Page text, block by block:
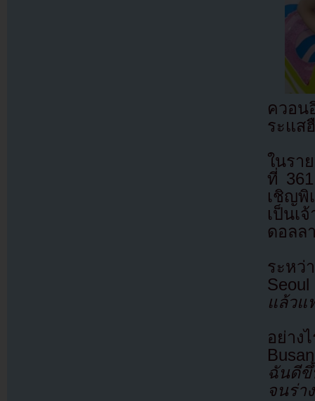
ควอน
ระแส
ในรา
ที่
เชิญพิ
เป็นเ
ดอลล
ระห
แล้วแ
อย่าง
ฉันดีขึ้
จนร่า